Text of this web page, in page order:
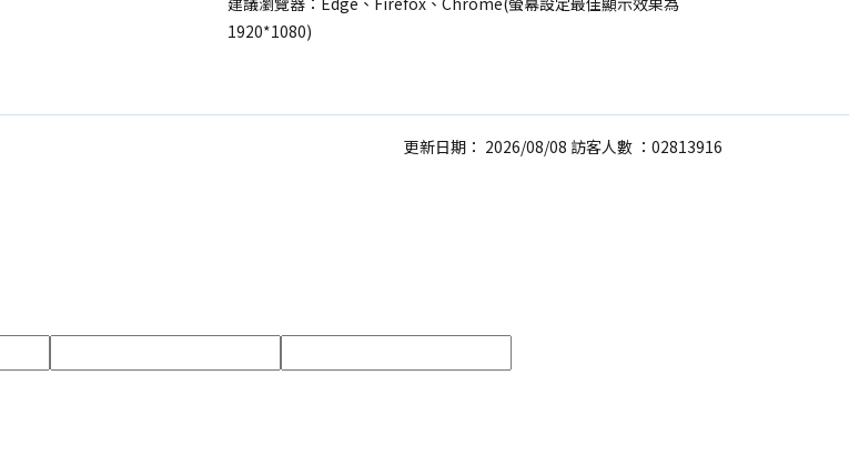
1920*1080)
更新日期： 2026/08/08 訪客人數 ：02813916